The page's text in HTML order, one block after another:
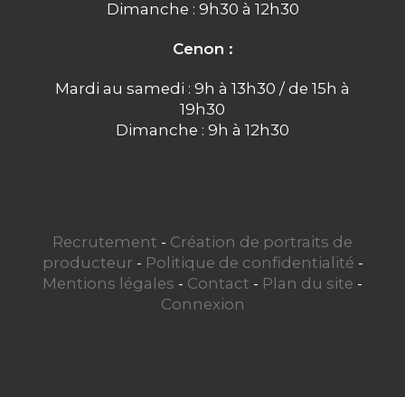
Dimanche : 9h30 à 12h30
Cenon :
Mardi au samedi : 9h à 13h30 / de 15h à
19h30
Dimanche : 9h à 12h30
Recrutement - Création de portraits de
producteur - Politique de confidentialité -
Mentions légales - Contact - Plan du site -
Connexion